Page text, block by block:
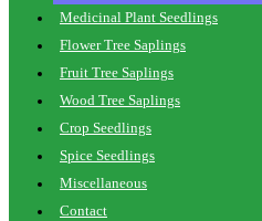
Medicinal Plant Seedlings
Flower Tree Saplings
Fruit Tree Saplings
Wood Tree Saplings
Crop Seedlings
Spice Seedlings
Miscellaneous
Contact